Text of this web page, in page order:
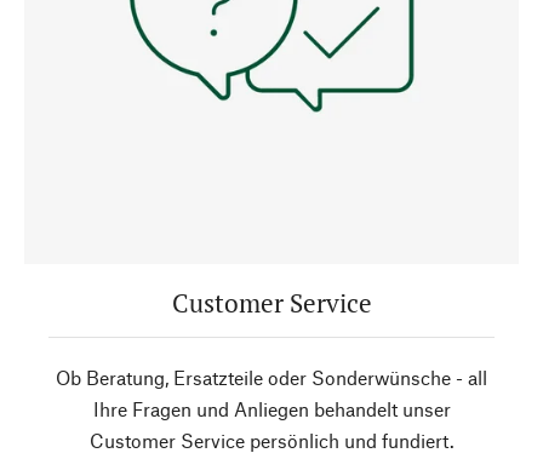
Customer Service
Ob Beratung, Ersatzteile oder Sonderwünsche - all
Ihre Fragen und Anliegen behandelt unser
Customer Service persönlich und fundiert.